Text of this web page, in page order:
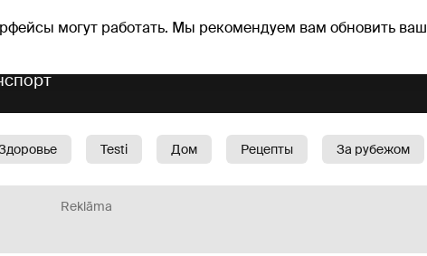
могут работать. Мы рекомендуем вам обновить ваш
Гороскопы
Testi Дом Рецепты За рубежом
Reklāma